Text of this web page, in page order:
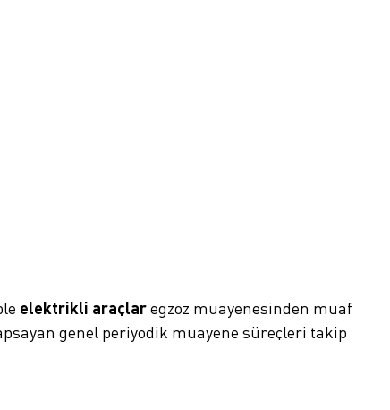
elektrikli araçlaregzoz muayenesinden muaf
genel periyodik muayene süreçleri takip